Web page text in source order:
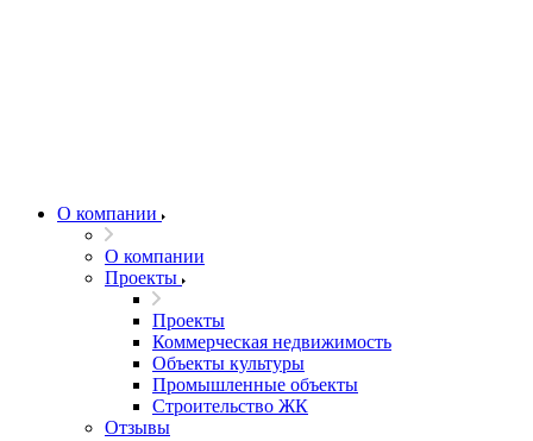
О компании
О компании
Проекты
Проекты
Коммерческая недвижимость
Объекты культуры
Промышленные объекты
Строительство ЖК
Отзывы